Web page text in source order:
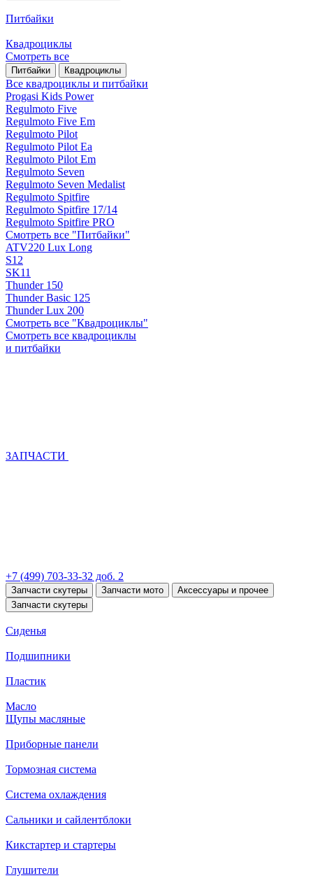
Питбайки
Квадроциклы
Смотреть все
Питбайки Квадроциклы
Все квадроциклы и питбайки
Progasi Kids Power
Regulmoto Five
Regulmoto Five Em
Regulmoto Pilot
Regulmoto Pilot Ea
Regulmoto Pilot Em
Regulmoto Seven
Regulmoto Seven Medalist
Regulmoto Spitfire
Regulmoto Spitfire 17/14
Regulmoto Spitfire PRO
Смотреть все "Питбайки"
ATV220 Lux Long
S12
SK11
Thunder 150
Thunder Basic 125
Thunder Lux 200
Смотреть все "Квадроциклы"
Смотреть все квадроциклы
и питбайки
ЗАПЧАСТИ
+7 (499) 703-33-32 доб. 2
Запчасти скутеры Запчасти мото
Аксессуары и прочее
Запчасти скутеры
Сиденья
Подшипники
Пластик
Масло
Щупы масляные
Приборные панели
Тормозная система
Система охлаждения
Сальники и сайлентблоки
Кикстартер и стартеры
Глушители